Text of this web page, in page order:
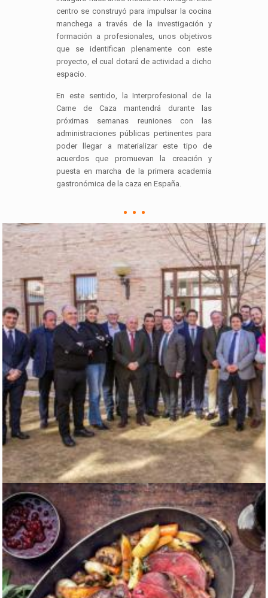
centro se construyó para impulsar la cocina
manchega a través de la investigación y
formación a profesionales, unos objetivos
que se identifican plenamente con este
proyecto, el cual dotará de actividad a dicho
espacio.
En este sentido, la Interprofesional de la
Carne de Caza mantendrá durante las
próximas semanas reuniones con las
administraciones públicas pertinentes para
poder llegar a materializar este tipo de
acuerdos que promuevan la creación y
puesta en marcha de la primera academia
gastronómica de la caza en España.